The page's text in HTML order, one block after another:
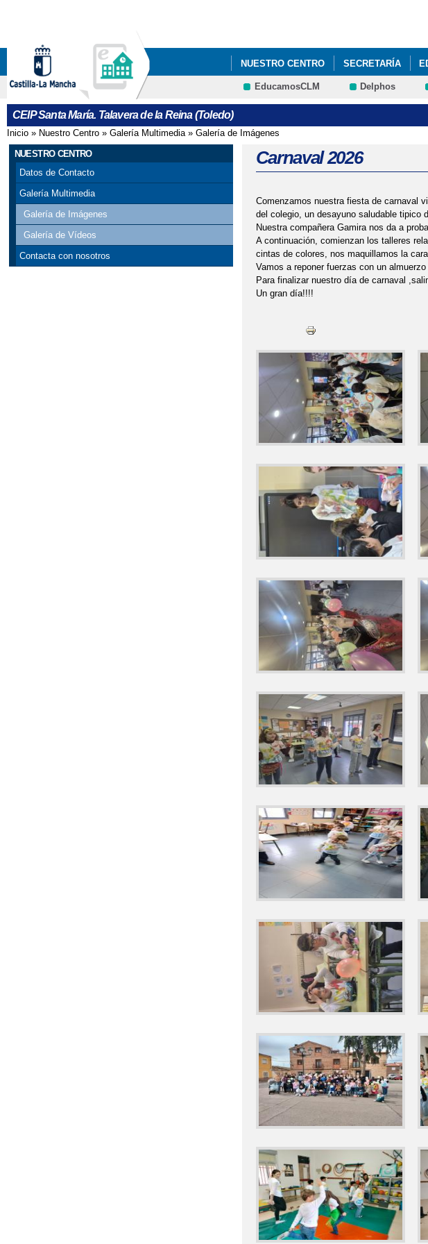
NUESTRO CENTRO SECRETARÍA
02/04/2025 DÍA MUNDIAL DE
11/02/2025 VISITA DEL OBISPO
14/02/2025 RETO PIRATA CREAMOS UN
16/06/2025 FIESTA DEL AGUA 17-03-
19/03/2025 ACTVDADES DE MOVIMENTO
20/05/2025 KIT DE SUERVIVENCIA PARA
22/05/2025 XVIII FESTIVAL BOCCHERINI
23/05/2025 VISITAMOS UN HUERTO
26/05/2025 Y 28/05/2023 VAMOS A LA
28/04/2025 TALLER DE HIERBAS
APRENDEMOS A RELAJARNOS AULA
PROGRAMACIÓN GENERAL ANUAL 2024-
EducamosCLM Delphos
CEIP Santa María. Talavera de la Reina (Toledo)
Se encuentra usted aquí
Inicio » Nuestro Centro » Galería Multimedia» Galería de Imágenes
NUESTRO CENTRO
Datos de Contacto
Galería Multimedia
Galería de Imágenes
Galería de Vídeos
Contacta con nosotros
Carnaval 2026
Comenzamos nuestra fiesta de carnaval
del colegio, un desayuno saludable tipico
Nuestra compañera Gamira nos da a
A continuación, comienzan los talleres
cintas de colores, nos maquillamos la
Vamos a reponer fuerzas con un
Para finalizar nuestro día de carnaval
Un gran día!!!!